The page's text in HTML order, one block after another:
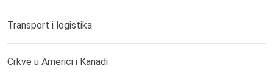
Transport i logistika
Crkve u Americi i Kanadi